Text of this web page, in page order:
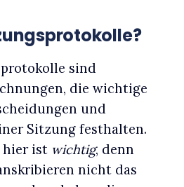
sind
die wichtige
und
Sitzung festhalten.
hier ist wichtig, denn
nicht das